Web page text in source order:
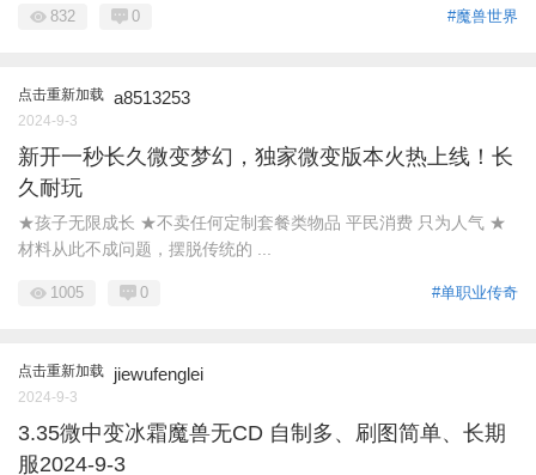
#魔兽世界
832 0
点击重新加载 a8513253
2024-9-3
新开一秒长久微变梦幻，独家微变版本火热上线！长
久耐玩
★孩子无限成长 ★不卖任何定制套餐类物品 平民消费 只为人气 ★
材料从此不成问题，摆脱传统的 ...
#单职业传奇
1005 0
点击重新加载 jiewufenglei
2024-9-3
3.35微中变冰霜魔兽无CD 自制多、刷图简单、长期
服2024-9-3